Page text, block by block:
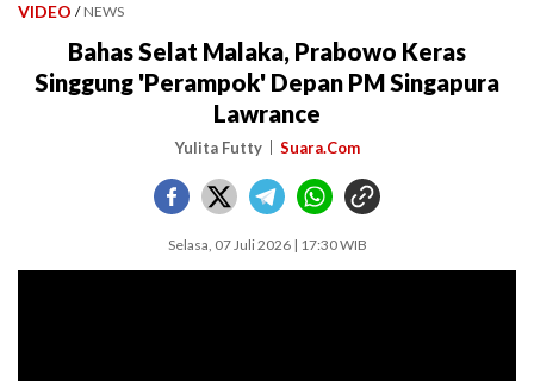
VIDEO / NEWS
Bahas Selat Malaka, Prabowo Keras
Singgung 'Perampok' Depan PM Singapura
Lawrance
Yulita Futty Suara.Com
Selasa, 07 Juli 2026 | 17:30 WIB